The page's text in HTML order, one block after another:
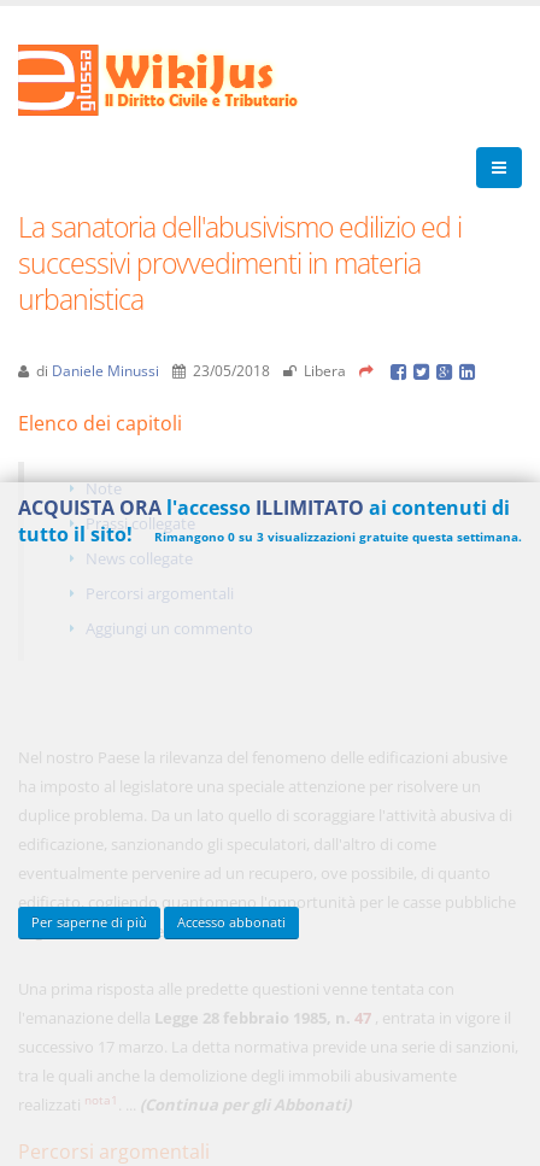
La sanatoria dell'abusivismo edilizio ed i
successivi provvedimenti in materia
urbanistica
di Daniele Minussi 23/05/2018 Libera
Elenco dei capitoli
Note
Prassi collegate
News collegate
Percorsi argomentali
Aggiungi un commento
Nel nostro Paese la rilevanza del fenomeno delle edificazioni abusive
ha imposto al legislatore una speciale attenzione per risolvere un
duplice problema. Da un lato quello di scoraggiare l'attività abusiva di
edificazione, sanzionando gli speculatori, dall'altro di come
eventualmente pervenire ad un recupero, ove possibile, di quanto
edificato, cogliendo quantomeno l'opportunità per le casse pubbliche
di giovarsi di entrate straordinarie.
Una prima risposta alle predette questioni venne tentata con
l'emanazione della Legge 28 febbraio 1985, n. 47 , entrata in vigore il
successivo 17 marzo. La detta normativa previde una serie di sanzioni,
tra le quali anche la demolizione degli immobili abusivamente
realizzati nota1 (Continua per gli Abbonati)
Percorsi argomentali
ACQUISTA ORA l'accesso ILLIMITATO ai contenuti di
tutto il sito!
Rimangono 0 su 3 visualizzazioni gratuite questa settimana.
450,00 €
48,00 €
Acquista ora
Per saperne di più Accesso abbonati